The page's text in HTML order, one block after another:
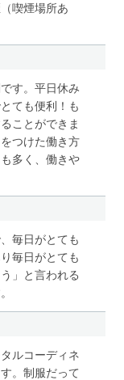
喫煙場所あ
す。平日休み
ても便利！も
ことができま
つけた働き方
多く、働きや
毎日がとても
毎日がとても
」と言われる
ルコーディネ
。制服だって